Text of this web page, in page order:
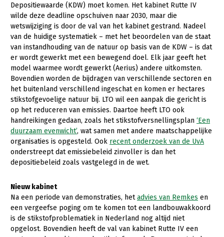
Geitenhouderij
Kalverhouderij
Konijnenhouderij
Melkveehouderij
Paardenhouderij
Pluimveehouderij
Schapenhouderij
Varkenshouderij
Vleesveehouderij
Akkerbouw
Biologische Landbouw
Bollenteelt
Depositiewaarde (KDW) moet komen. Het kabinet Rutte IV
wilde deze deadline opschuiven naar 2030, maar die
wetswijziging is door de val van het kabinet gestrand. Nadeel
van de huidige systematiek – met het beoordelen van de staat
van instandhouding van de natuur op basis van de KDW – is dat
er wordt gewerkt met een bewegend doel. Elk jaar geeft het
model waarmee wordt gewerkt (Aerius) andere uitkomsten.
Bovendien worden de bijdragen van verschillende sectoren en
het buitenland verschillend ingeschat en komen er hectares
stikstofgevoelige natuur bij. LTO wil een aanpak die gericht is
op het reduceren van emissies. Daartoe heeft LTO ook
handreikingen gedaan, zoals het stikstofversnellingsplan ‘Een
duurzaam evenwicht’, wat samen met andere maatschappelijke
organisaties is opgesteld. Ook recent onderzoek van de UvA
onderstreept dat emissiebeleid zinvoller is dan het
depositiebeleid zoals vastgelegd in de wet.
Nieuw kabinet
Na een periode van demonstraties, hetadvies van Remkes en
een vergeefse poging om te komen tot een landbouwakkoord
is de stikstofproblematiek in Nederland nog altijd niet
opgelost. Bovendien heeft de val van kabinet Rutte IV een